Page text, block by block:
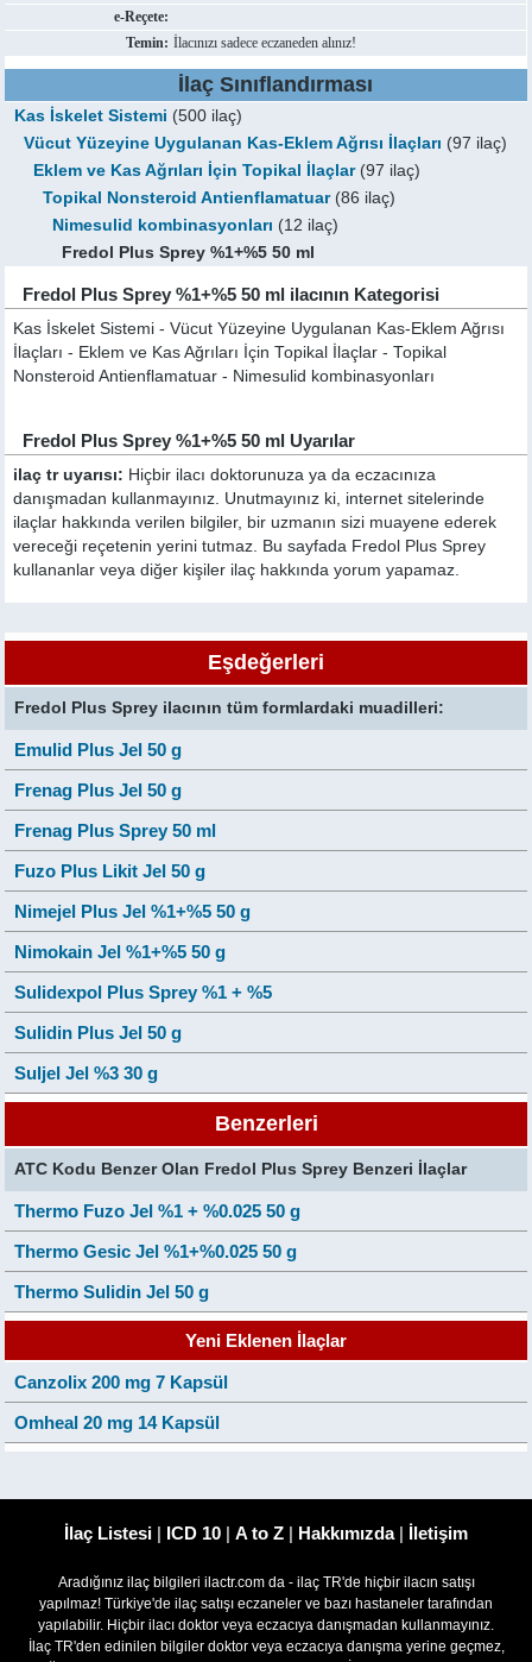
e-Reçete:
Temin: İlacınızı sadece eczaneden alınız!
İlaç Sınıflandırması
Kas İskelet Sistemi (500 ilaç)
Vücut Yüzeyine Uygulanan Kas-Eklem Ağrısı İlaçları (97 ilaç)
Eklem ve Kas Ağrıları İçin Topikal İlaçlar(97 ilaç)
Topikal Nonsteroid Antienflamatuar(86 ilaç)
Nimesulid kombinasyonları (12 ilaç)
Fredol Plus Sprey %1+%5 50 ml
Fredol Plus Sprey %1+%5 50 ml ilacının Kategorisi
Kas İskelet Sistemi - Vücut Yüzeyine Uygulanan Kas-Eklem Ağrısı
İlaçları - Eklem ve Kas Ağrıları İçin Topikal İlaçlar - Topikal
Nonsteroid Antienflamatuar - Nimesulid kombinasyonları
Fredol Plus Sprey %1+%5 50 ml Uyarılar
ilaç tr uyarısı: Hiçbir ilacı doktorunuza ya da eczacınıza
danışmadan kullanmayınız. Unutmayınız ki, internet sitelerinde
ilaçlar hakkında verilen bilgiler, bir uzmanın sizi muayene ederek
vereceği reçetenin yerini tutmaz. Bu sayfada Fredol Plus Sprey
kullananlar veya diğer kişiler ilaç hakkında yorum yapamaz.
Eşdeğerleri
Fredol Plus Sprey ilacının tüm formlardaki muadilleri:
Emulid Plus Jel 50 g
Frenag Plus Jel 50 g
Frenag Plus Sprey 50 ml
Fuzo Plus Likit Jel 50 g
Nimejel Plus Jel %1+%5 50 g
Nimokain Jel %1+%5 50 g
Sulidexpol Plus Sprey %1 + %5
Sulidin Plus Jel 50 g
Suljel Jel %3 30 g
Benzerleri
ATC Kodu Benzer Olan Fredol Plus Sprey Benzeri İlaçlar
Thermo Fuzo Jel %1 + %0.025 50 g
Thermo Gesic Jel %1+%0.025 50 g
Thermo Sulidin Jel 50 g
Yeni Eklenen İlaçlar
Canzolix 200 mg 7 Kapsül
Omheal 20 mg 14 Kapsül
İlaç Listesi | ICD 10 | A to Z | Hakkımızda| İletişim
Aradığınız ilaç bilgileri ilactr.com da - ilaç TR'de hiçbir ilacın satışı
yapılmaz! Türkiye'de ilaç satışı eczaneler ve bazı hastaneler tarafından
yapılabilir. Hiçbir ilacı doktor veya eczacıya danışmadan kullanmayınız.
İlaç TR'den edinilen bilgiler doktor veya eczacıya danışma yerine geçmez,